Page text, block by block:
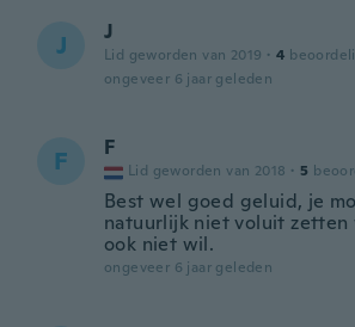
J J
Lid geworden van 2019 · 4
ongeveer 6 jaar geleden
F F
Lid geworden van 2018 · 5
Best wel goed geluid, je
natuurlijk niet voluit zetten
ook niet wil.
ongeveer 6 jaar geleden